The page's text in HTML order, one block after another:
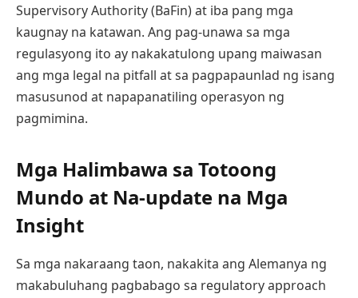
Supervisory Authority (BaFin) at iba pang mga
kaugnay na katawan. Ang pag-unawa sa mga
regulasyong ito ay nakakatulong upang maiwasan
ang mga legal na pitfall at sa pagpapaunlad ng isang
masusunod at napapanatiling operasyon ng
pagmimina.
Mga Halimbawa sa Totoong
Mundo at Na-update na Mga
Insight
Sa mga nakaraang taon, nakakita ang Alemanya ng
makabuluhang pagbabago sa regulatory approach